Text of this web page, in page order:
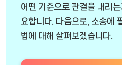
어떤 기준으로 판결을 내리
요합니다. 다음으로, 소송에
법에 대해 살펴보겠습니다.